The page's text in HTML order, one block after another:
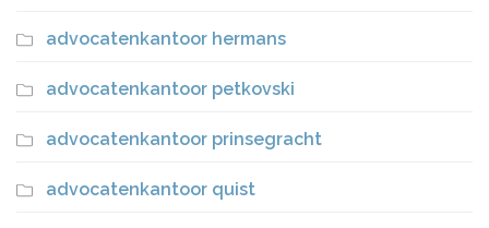
advocatenkantoor hermans
advocatenkantoor petkovski
advocatenkantoor prinsegracht
advocatenkantoor quist